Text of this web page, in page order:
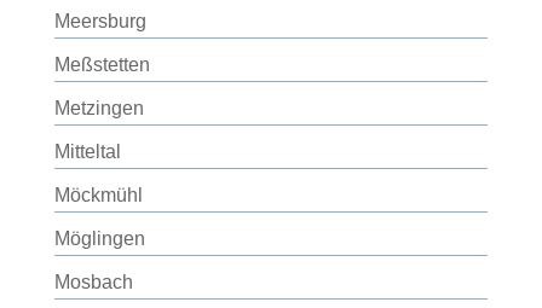
Meersburg
Meßstetten
Metzingen
Mitteltal
Möckmühl
Möglingen
Mosbach